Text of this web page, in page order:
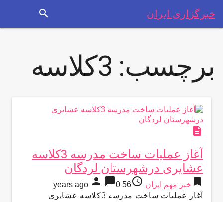
خبرگزاری ایران search
برچسب: 3کلاسه
description
آغاز عملیات ساخت مدرسه 3کلاسه
عشایری درشهرستان لردگان
bookmark خبر مهم ایران access_time
56 years ago
person chat_bubble0
آغاز عملیات ساخت مدرسه 3کلاسه عشایری